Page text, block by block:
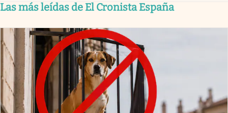
Las más leídas de El Cronista España